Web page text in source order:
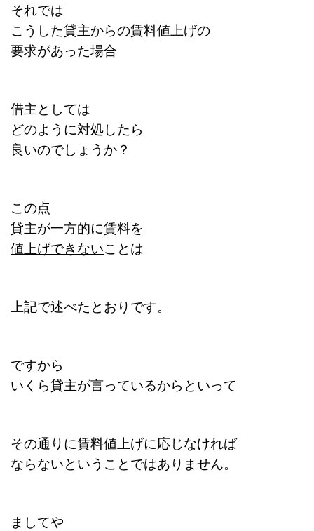
それでは
こうした貸主からの賃料値上げの
要求があった場合
借主としては
どのように対処したら
良いのでしょうか？
この点
貸主が一方的に賃料を
値上げできないことは
上記で述べたとおりです。
ですから
いくら貸主が言っているからといって
その通りに賃料値上げに応じなければ
ならないということではありません。
ましてや